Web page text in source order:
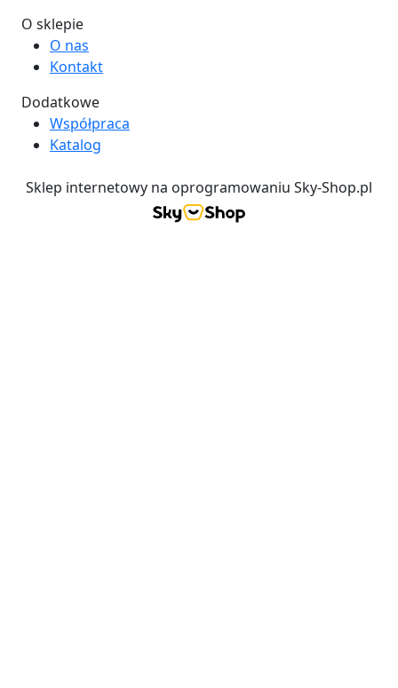
O sklepie
O nas
Kontakt
Dodatkowe
Współpraca
Katalog
Sklep internetowy na oprogramowaniu Sky-Shop.pl